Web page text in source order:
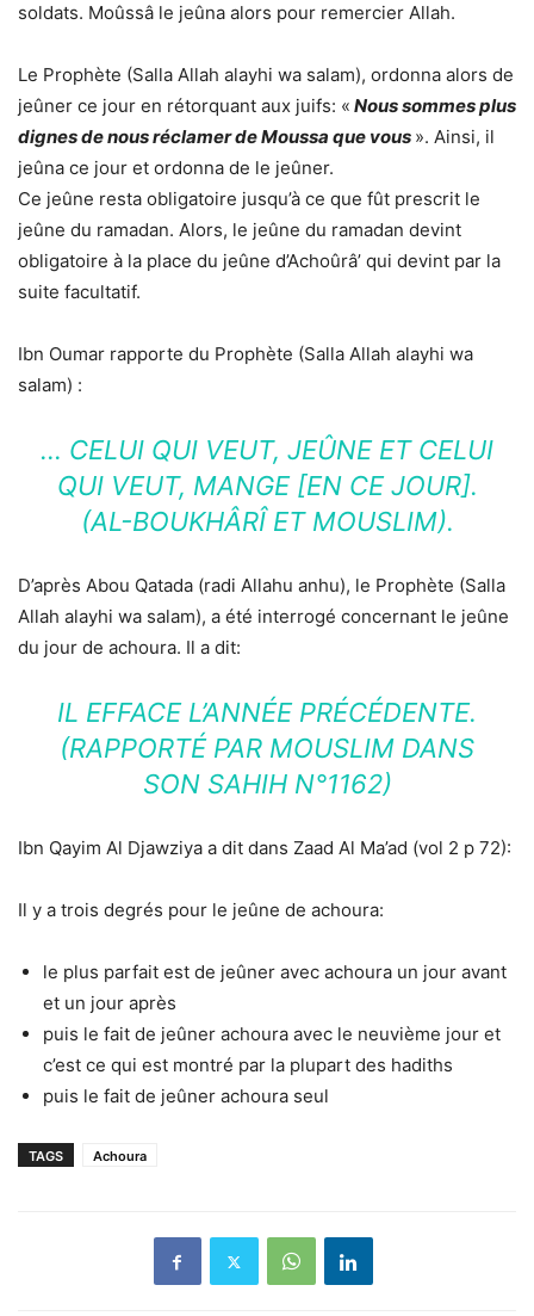
soldats. Moûssâ le jeûna alors pour remercier Allah.
Le Prophète (Salla Allah alayhi wa salam), ordonna alors de
jeûner ce jour en rétorquant aux juifs: « Nous sommes plus
dignes de nous réclamer de Moussa que vous ». Ainsi, il
jeûna ce jour et ordonna de le jeûner.
Ce jeûne resta obligatoire jusqu’à ce que fût prescrit le
jeûne du ramadan. Alors, le jeûne du ramadan devint
obligatoire à la place du jeûne d’Achoûrâ’ qui devint par la
suite facultatif.
Ibn Oumar rapporte du Prophète (Salla Allah alayhi wa
salam) :
… CELUI QUI VEUT, JEÛNE ET CELUI
QUI VEUT, MANGE [EN CE JOUR].
(AL-BOUKHÂRÎ ET MOUSLIM).
D’après Abou Qatada (radi Allahu anhu), le Prophète (Salla
Allah alayhi wa salam), a été interrogé concernant le jeûne
du jour de achoura. Il a dit:
IL EFFACE L’ANNÉE PRÉCÉDENTE.
(RAPPORTÉ PAR MOUSLIM DANS
SON SAHIH N°1162)
Ibn Qayim Al Djawziya a dit dans Zaad Al Ma’ad (vol 2 p 72):
Il y a trois degrés pour le jeûne de achoura:
le plus parfait est de jeûner avec achoura un jour avant
et un jour après
puis le fait de jeûner achoura avec le neuvième jour et
c’est ce qui est montré par la plupart des hadiths
puis le fait de jeûner achoura seul
TAGS Achoura